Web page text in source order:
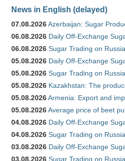
News in English (delayed)
07.08.2026Azerbaijan: Sugar
06.08.2026 Daily Off-Exchange
06.08.2026 Sugar Trading on
05.08.2026 Daily Off-Exchange
05.08.2026 Sugar Trading on
05.08.2026 Kazakhstan: The
05.08.2026Armenia: Export and
05.08.2026Average price of beet
04.08.2026 Daily Off-Exchange
04.08.2026 Sugar Trading on
03.08.2026 Daily Off-Exchange
03.08.2026 Sugar Trading on